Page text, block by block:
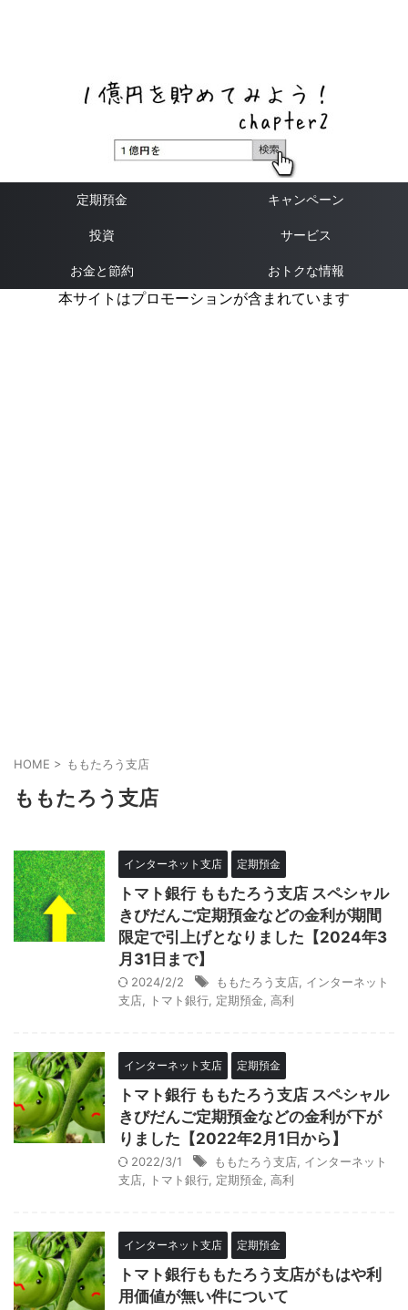
定期預金 キャンペーン
投資 サービス
お金と節約 おトクな情報
本サイトはプロモーションが含まれています
HOME > ももたろう支店
ももたろう支店
インターネット支店 定期預金
トマト銀行 ももたろう支店 スペシャル
きびだんご定期預金などの金利が期間
限定で引上げとなりました【2024年3
月31日まで】
2024/2/2 ももたろう支店 インターネット
支店
トマト銀行 定期預金 高利
インターネット支店 定期預金
トマト銀行 ももたろう支店 スペシャル
きびだんご定期預金などの金利が下が
りました【2022年2月1日から】
2022/3/1 ももたろう支店 インターネット
支店
トマト銀行 定期預金 高利
インターネット支店 定期預金
トマト銀行ももたろう支店がもはや利
用価値が無い件について